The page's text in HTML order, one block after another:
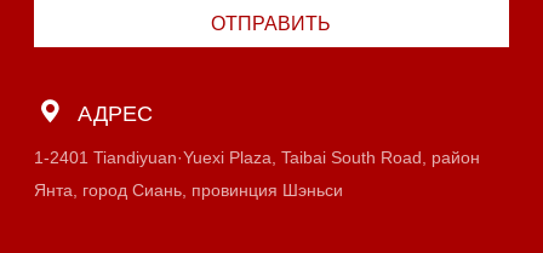
ОТПРАВИТЬ
АДРЕС
1-2401 Tiandiyuan·Yuexi Plaza, Taibai South Road, район
Янта, город Сиань, провинция Шэньси